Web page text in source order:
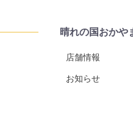
晴れの国おかや
店舗情報
お知らせ